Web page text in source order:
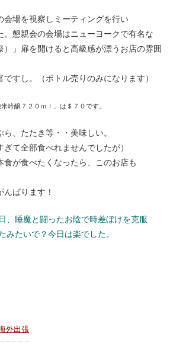
場を視察しミーティングを行い
。懇親会の会場はニューヨークで有名な
）」扉を開けると高級感が漂うお店の雰囲
ですし。（ボトル売りのみになります）
吟醸７２０ｍｌ」は＄７０です。
、たたき等・・美味しい。
ぎて全部食べれませんでしたが）
食が食べたくなったら、このお店も
んばります！
、睡魔と闘ったお陰で時差ぼけを克服
みたいで？今日は楽でした。
外出張